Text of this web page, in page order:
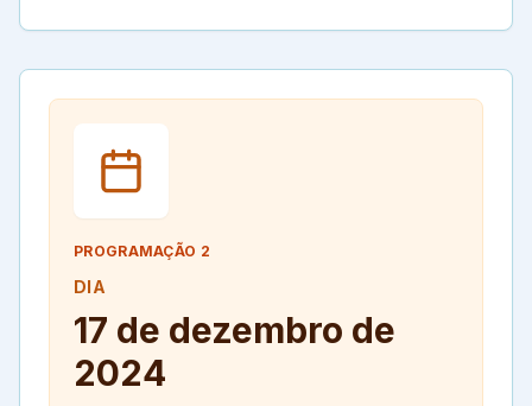
PROGRAMAÇÃO 2
DIA
17 de dezembro de
2024